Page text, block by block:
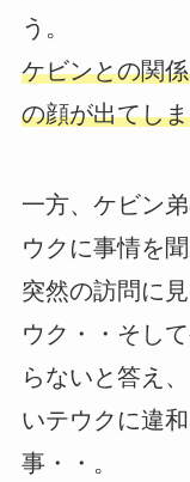
う。
ケビンとの関
の顔が出てし
一方、ケビン
ウクに事情を
突然の訪問に
ウク・・そし
らないと答え
いテウクに違
事・・。